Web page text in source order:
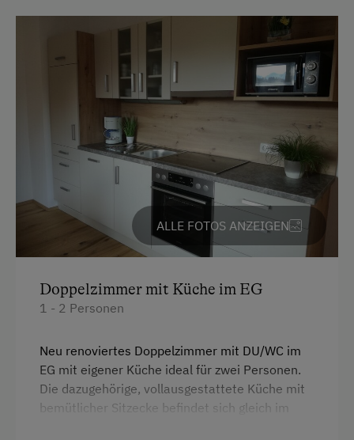
ALLE FOTOS ANZEIGEN
Doppelzimmer mit Küche im EG
1 - 2 Personen
Neu renoviertes Doppelzimmer mit DU/WC im
EG mit eigener Küche ideal für zwei Personen.
Die dazugehörige, vollausgestattete Küche mit
bemütlicher Sitzecke befindet sich gleich im